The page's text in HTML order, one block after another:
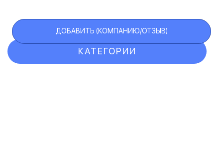
КАТЕГОРИИ
ДОБАВИТЬ (КОМПАНИЮ/ОТЗЫВ)